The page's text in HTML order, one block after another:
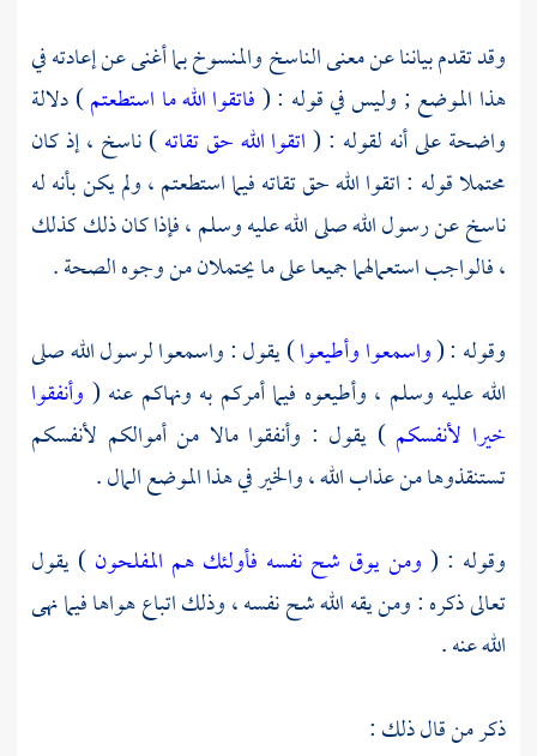
وقد تقدم بياننا عن معنى الناسخ والمنسوخ بما أغنى عن إعادته في
هذا الموضع ; وليس في قوله : (فاتقوا الله ما استطعتم) دلالة
واضحة على أنه لقوله : (اتقوا الله حق تقاته) ناسخ ، إذ كان
محتملا قوله : اتقوا الله حق تقاته فيما استطعتم ، ولم يكن بأنه له
ناسخ عن رسول الله صلى الله عليه وسلم ، فإذا كان ذلك كذلك
، فالواجب استعمالهما جميعا على ما يحتملان من وجوه الصحة .
وقوله : (واسمعوا وأطيعوا) يقول : واسمعوا لرسول الله صلى
الله عليه وسلم ، وأطيعوه فيما أمركم به ونهاكم عنه ( وأنفقوا
خيرا لأنفسكم) يقول : وأنفقوا مالا من أموالكم لأنفسكم
تستنقذوها من عذاب الله ، والخير في هذا الموضع المال .
وقوله : ( ومن يوق شح نفسه فأولئك هم المفلحون ) يقول
تعالى ذكره : ومن يقه الله شح نفسه ، وذلك اتباع هواها فيما نهى
الله عنه .
ذكر من قال ذلك :